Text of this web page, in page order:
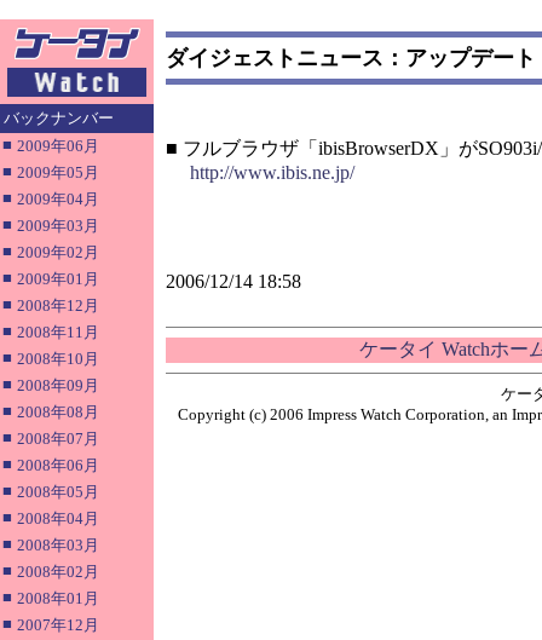
バックナンバー
■ 2009年06月
■ 2009年05月
■ 2009年04月
■ 2009年03月
■ 2009年02月
■ 2009年01月
■ 2008年12月
■ 2008年11月
■ 2008年10月
■ 2008年09月
■ 2008年08月
■ 2008年07月
■ 2008年06月
■ 2008年05月
■ 2008年04月
■ 2008年03月
■ 2008年02月
■ 2008年01月
■ 2007年12月
ダイジェストニュース：アップデート
■ フルブラウザ「ibisBrowserDX」が
http://www.ibis.ne.jp/
2006/12/14 18:58
ケータイ Watchホー
ケー
Copyright (c) 2006 Impress Watch Corporation, an